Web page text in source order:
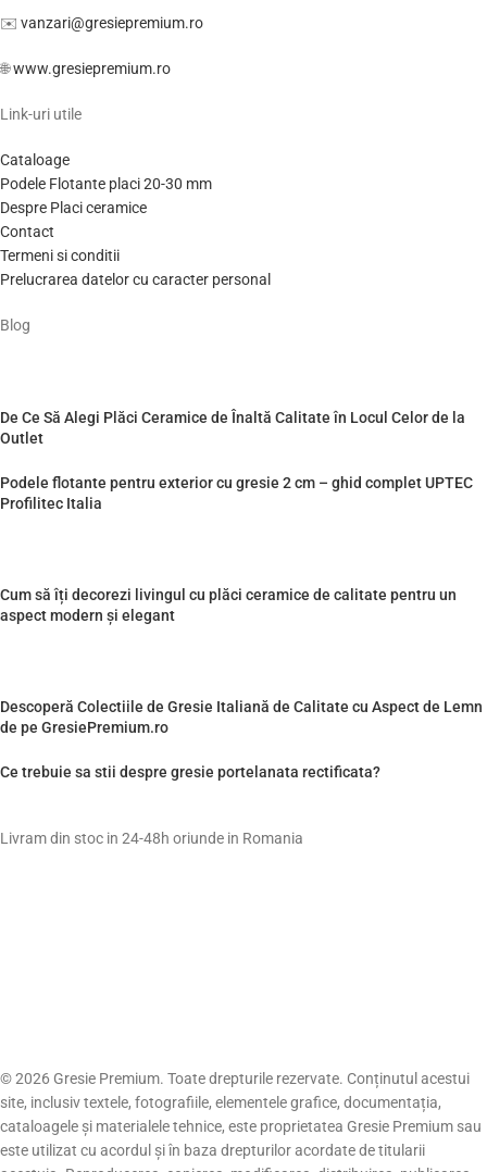
✉️ vanzari@gresiepremium.ro
🌐www.gresiepremium.ro
Link-uri utile
Cataloage
Podele Flotante placi 20-30 mm
Despre Placi ceramice
Contact
Termeni si conditii
Prelucrarea datelor cu caracter personal
Blog
De Ce Să Alegi Plăci Ceramice de Înaltă Calitate în Locul Celor de la
Outlet
Podele flotante pentru exterior cu gresie 2 cm – ghid complet UPTEC
Profilitec Italia
Cum să îți decorezi livingul cu plăci ceramice de calitate pentru un
aspect modern și elegant
Descoperă Colectiile de Gresie Italiană de Calitate cu Aspect de Lemn
de pe GresiePremium.ro
Ce trebuie sa stii despre gresie portelanata rectificata?
Livram din stoc in 24-48h oriunde in Romania
© 2026 Gresie Premium. Toate drepturile rezervate. Conținutul acestui
site, inclusiv textele, fotografiile, elementele grafice, documentația,
cataloagele și materialele tehnice, este proprietatea Gresie Premium sau
este utilizat cu acordul și în baza drepturilor acordate de titularii